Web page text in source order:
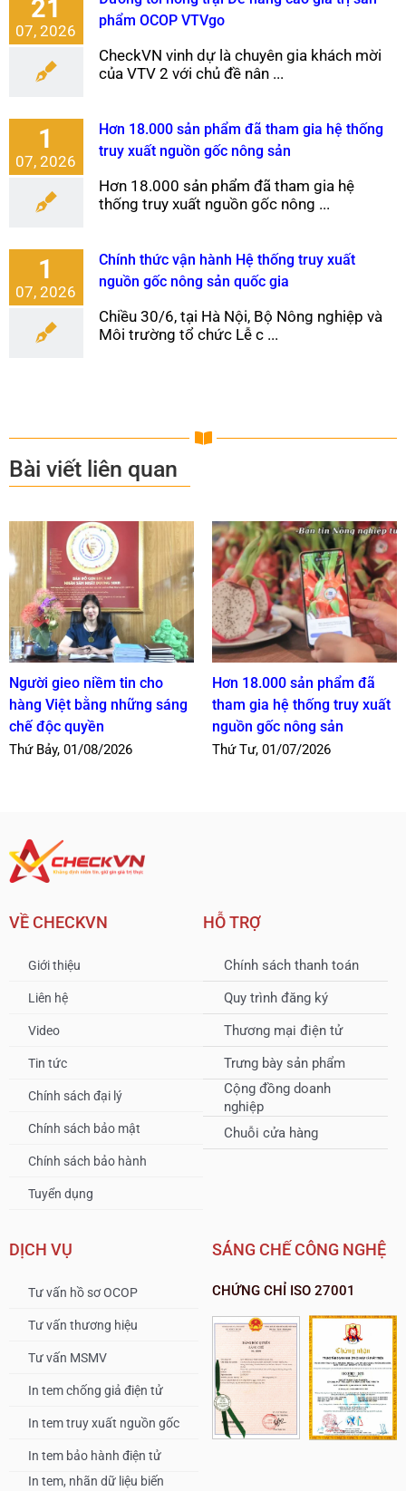
21
07, 2026
phẩm OCOP VTVgo
CheckVN vinh dự là chuyên gia khách mời
của VTV 2 với chủ đề nân ...
1
07, 2026
Hơn 18.000 sản phẩm đã tham gia hệ thống
truy xuất nguồn gốc nông sản
Hơn 18.000 sản phẩm đã tham gia hệ
thống truy xuất nguồn gốc nông ...
1
07, 2026
Chính thức vận hành Hệ thống truy xuất
nguồn gốc nông sản quốc gia
Chiều 30/6, tại Hà Nội, Bộ Nông nghiệp và
Môi trường tổ chức Lễ c ...
Bài viết liên quan
Người gieo niềm tin cho
hàng Việt bằng những sáng
chế độc quyền
Thứ Bảy, 01/08/2026
Hơn 18.000 sản phẩm đã
tham gia hệ thống truy xuất
nguồn gốc nông sản
Thứ Tư, 01/07/2026
VỀ CHECKVN
Giới thiệu
Liên hệ
Video
Tin tức
Chính sách đại lý
Chính sách bảo mật
Chính sách bảo hành
Tuyển dụng
HỖ TRỢ
Chính sách thanh toán
Quy trình đăng ký
Thương mại điện tử
Trưng bày sản phẩm
Cộng đồng doanh
nghiệp
Chuỗi cửa hàng
DỊCH VỤ
Tư vấn hồ sơ OCOP
Tư vấn thương hiệu
Tư vấn MSMV
In tem chống giả điện tử
In tem truy xuất nguồn gốc
In tem bảo hành điện tử
In tem, nhãn dữ liệu biến
SÁNG CHẾ CÔNG NGHỆ
CHỨNG CHỈ ISO 27001